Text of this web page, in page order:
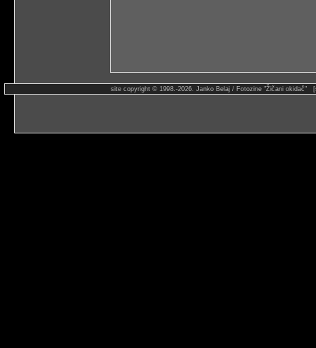
site copyright © 1998.-2026. Janko Belaj / Fotozine "Žičani okidač"